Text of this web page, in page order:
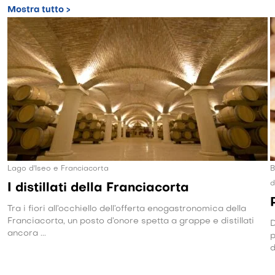
Mostra tutto >
Lago d'Iseo e Franciacorta
I distillati della Franciacorta
Tra i fiori all’occhiello dell’offerta enogastronomica della
Franciacorta, un posto d’onore spetta a grappe e distillati
ancora ...